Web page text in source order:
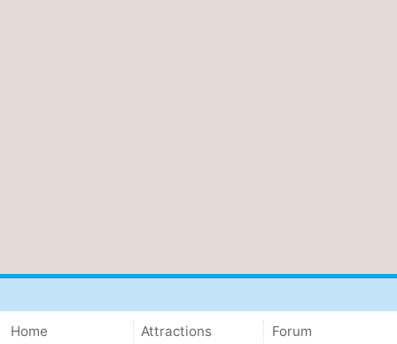
Home
Attractions
Forum